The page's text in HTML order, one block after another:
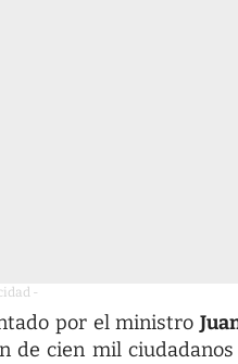
-
por el ministro
de cien mil